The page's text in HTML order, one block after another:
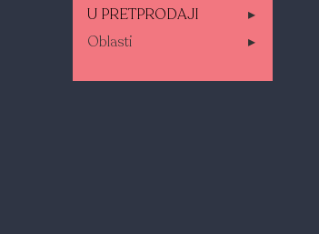
U PRETPRODAJI
▸
Oblasti
▸